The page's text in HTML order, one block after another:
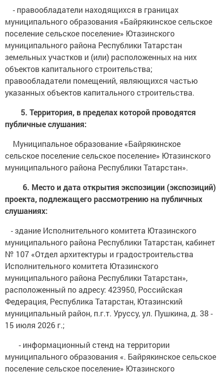
- правообладатели находящихся в границах
муниципального образования «Байрякинское сельское
поселение сельское поселение» Ютазинского
муниципального района Республики Татарстан
земельных участков и (или) расположенных на них
объектов капитального строительства;
правообладатели помещений, являющихся частью
указанных объектов капитального строительства.
5. Территория, в пределах которой проводятся
публичные слушания:
Муниципальное образование «Байрякинское
сельское поселение сельское поселение» Ютазинского
муниципального района Республики Татарстан».
6. Место и дата открытия экспозиции (экспозиций)
проекта, подлежащего рассмотрению на публичных
слушаниях:
- здание Исполнительного комитета Ютазинского
муниципального района Республики Татарстан, кабинет
№ 107 «Отдел архитектуры и градостроительства
Исполнительного комитета Ютазинского
муниципального района Республики Татарстан»,
расположенный по адресу: 423950, Российская
Федерация, Республика Татарстан, Ютазинский
муниципальный район, п.г.т. Уруссу, ул. Пушкина, д. 38 -
15 июля 2026 г.;
- информационный стенд на территории
муниципального образования «. Байрякинское сельское
поселение сельское поселение» Ютазинского